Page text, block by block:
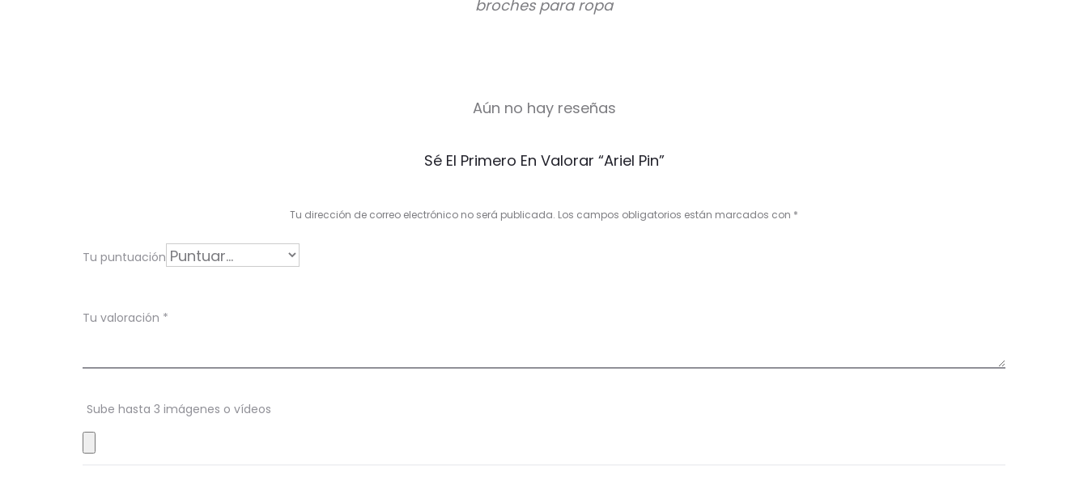
broches para ropa
r
c
n
e
Aún no hay reseñas
Sé El Primero En Valorar “Ariel Pin”
Tu dirección de correo electrónico no será publicada. Los campos obligatorios están marcados con *
Tu puntuación
Tu valoración *
Sube hasta 3 imágenes o vídeos